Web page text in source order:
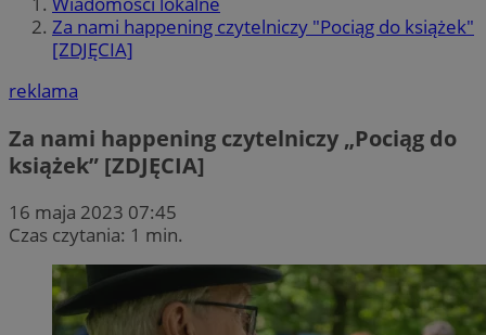
Za nami happening czytelniczy "Pociąg do książek"
[ZDJĘCIA]
reklama
Za nami happening czytelniczy „Pociąg do
książek” [ZDJĘCIA]
16 maja 2023 07:45
Czas czytania: 1 min.